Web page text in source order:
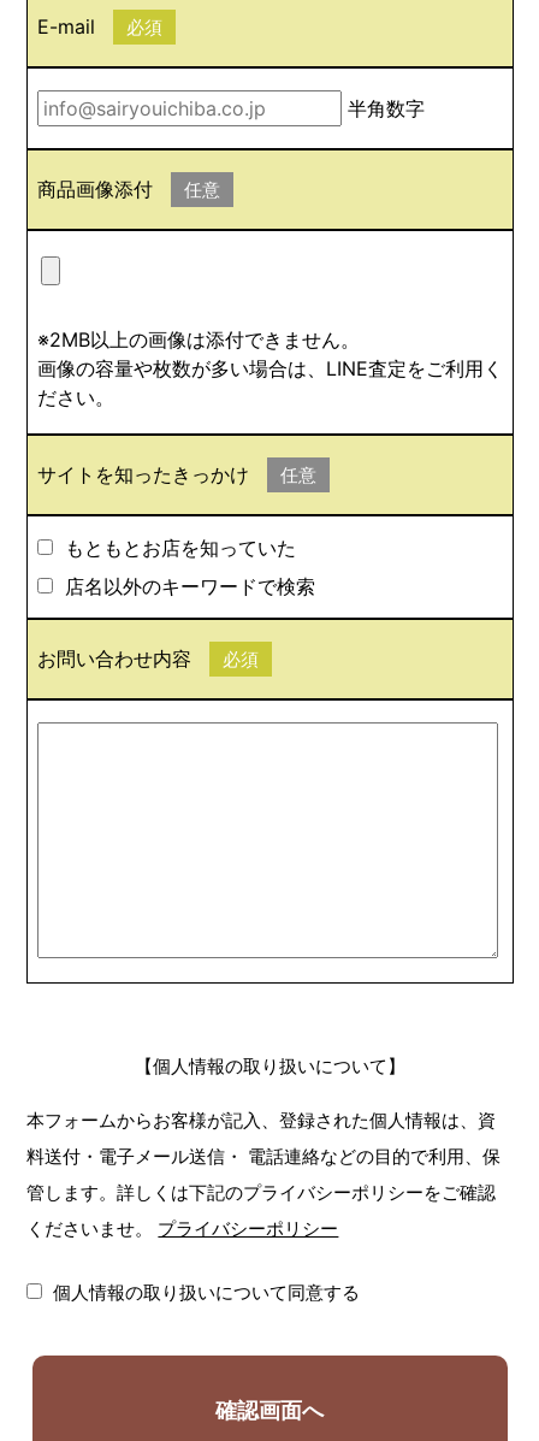
E-mail 必須
半角数字
商品画像添付 任意
※2MB以上の画像は添付できません。
画像の容量や枚数が多い場合は、LINE査定をご利用く
ださい。
サイトを知ったきっかけ 任意
もともとお店を知っていた
店名以外のキーワードで検索
お問い合わせ内容 必須
【個人情報の取り扱いについて】
本フォームからお客様が記入、登録された個人情報は、資
料送付・電子メール送信・ 電話連絡などの目的で利用、保
管します。詳しくは下記のプライバシーポリシーをご確認
くださいませ。
プライバシーポリシー
個人情報の取り扱いについて同意する